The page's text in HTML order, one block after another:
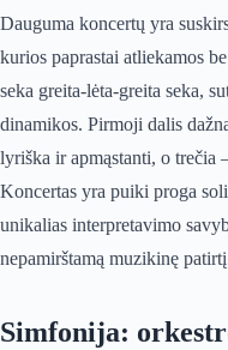
Dauguma koncertų yra
kurios paprastai atliekamos
seka greita-lėta-greita seka,
dinamikos. Pirmoji dalis
lyriška ir apmąstanti, o trečia
Koncertas yra puiki proga
unikalias interpretavimo
nepamirštamą muzikinę
Simfonija: